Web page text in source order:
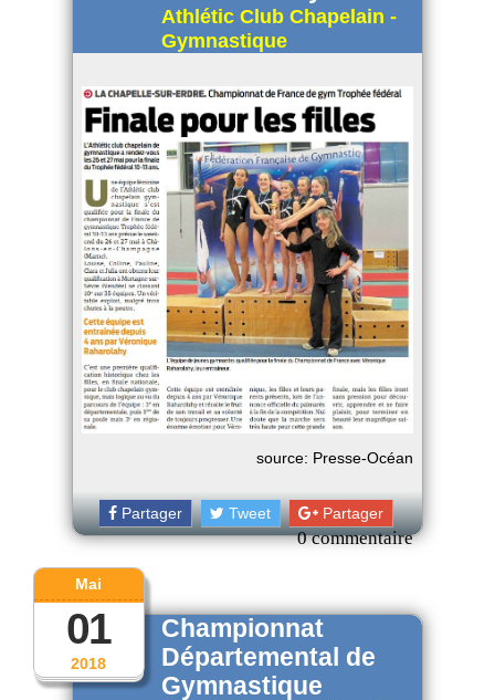
Athlétic Club Chapelain -
Gymnastique
source: Presse-Océan
Partager Tweet Partager
0 commentaire
2018
Mai
01
Championnat
Départemental de
Gymnastique